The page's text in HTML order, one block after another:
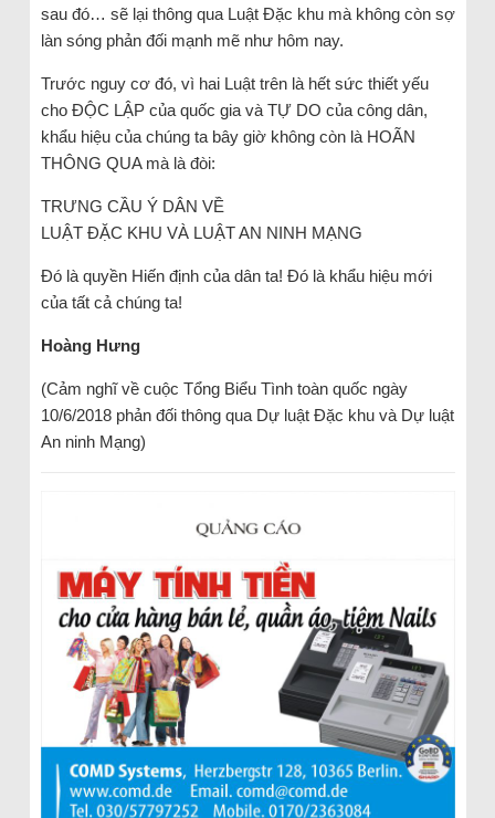
sau đó… sẽ lại thông qua Luật Đặc khu mà không còn sợ
làn sóng phản đối mạnh mẽ như hôm nay.
Trước nguy cơ đó, vì hai Luật trên là hết sức thiết yếu
cho ĐỘC LẬP của quốc gia và TỰ DO của công dân,
khẩu hiệu của chúng ta bây giờ không còn là HOÃN
THÔNG QUA mà là đòi:
TRƯNG CẦU Ý DÂN VỀ
LUẬT ĐẶC KHU VÀ LUẬT AN NINH MẠNG
Đó là quyền Hiến định của dân ta! Đó là khẩu hiệu mới
của tất cả chúng ta!
Hoàng Hưng
(Cảm nghĩ về cuộc Tổng Biểu Tình toàn quốc ngày
10/6/2018 phản đối thông qua Dự luật Đặc khu và Dự luật
An ninh Mạng)